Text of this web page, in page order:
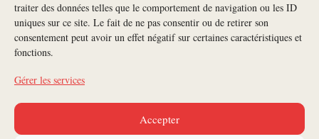
traiter des données telles que le comportement de navigation ou les ID
uniques sur ce site. Le fait de ne pas consentir ou de retirer son
consentement peut avoir un effet négatif sur certaines caractéristiques et
fonctions.
Gérer les services
Accepter
NEWSLETTER